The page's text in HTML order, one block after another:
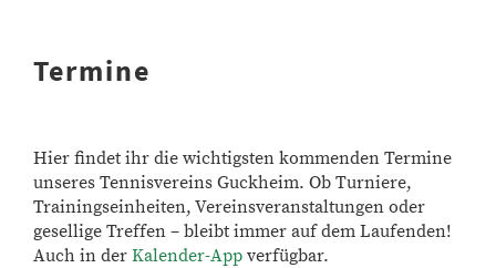
Termine
Hier findet ihr die wichtigsten kommenden Termine
unseres Tennisvereins Guckheim. Ob Turniere,
Trainingseinheiten, Vereinsveranstaltungen oder
gesellige Treffen – bleibt immer auf dem Laufenden!
Auch in der Kalender-App verfügbar.